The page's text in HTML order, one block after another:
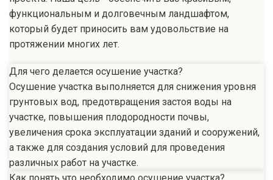
функциональным и долговечным ландшафтом,
который будет приносить вам удовольствие на
протяжении многих лет.
Для чего делается осушение участка?
Осушение участка выполняется для снижения уровня
грунтовых вод, предотвращения застоя воды на
участке, повышения плодородности почвы,
увеличения срока эксплуатации зданий и сооружений,
а также для создания условий для проведения
различных работ на участке.